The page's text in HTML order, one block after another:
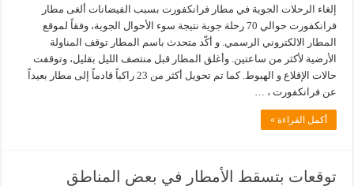
إلغاء الرحلات الجوية في مطار فرانكفورت بسبب الفيضانات ألغى مطار
فرانكفورت حوالي 70 رحلة جوية نتيجة سوء الأحوال الجوية، وفقاً لموقع
المطار الالكتروني الرسمي. و أكّد متحدث باسم المطار توقف المناولة
الأرضية لأكثر من ساعتين. وأغلق المطار قبل منتصف الليل بقليل، وتوقفت
حالات الإقلاع و الهبوط. كما تم تحويل أكثر من 23 راكباً قادماً إلى مطار بعيداً
عن فرانكفورت ، …
أكمل القراءة »
توقعات بتسقط الأمطار في بعض المناطق